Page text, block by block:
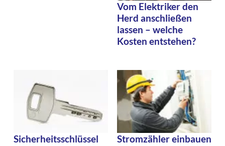
Vom Elektriker den
Herd anschließen
lassen – welche
Kosten entstehen?
Sicherheitsschlüssel
Stromzähler einbauen